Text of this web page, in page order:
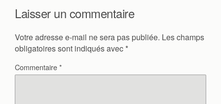
Laisser un commentaire
Votre adresse e-mail ne sera pas publiée. Les champs
obligatoires sont indiqués avec *
Commentaire*